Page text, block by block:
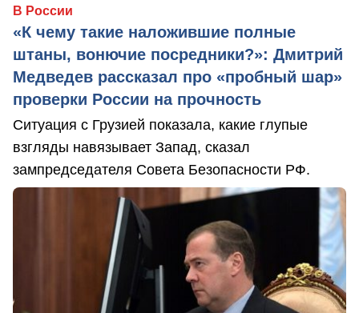
В России
«К чему такие наложившие полные
штаны, вонючие посредники?»: Дмитрий
Медведев рассказал про «пробный шар»
проверки России на прочность
Ситуация с Грузией показала, какие глупые
взгляды навязывает Запад, сказал
зампредседателя Совета Безопасности РФ.